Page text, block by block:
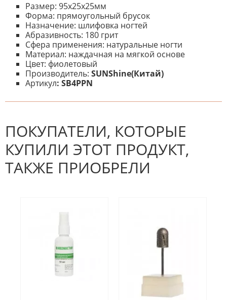
Размер: 95х25х25мм
Форма: прямоугольный брусок
Назначение: шлифовка ногтей
Абразивность: 180 грит
Сфера применения: натуральные ногти
Материал: наждачная на мягкой основе
Цвет: фиолетовый
Производитель: SUNShine(Китай)
Артикул: SB4PPN
К настоящему времени нет
отзыв.
ПОКУПАТЕЛИ, КОТОРЫЕ
КУПИЛИ ЭТОТ ПРОДУКТ,
ТАКЖЕ ПРИОБРЕЛИ